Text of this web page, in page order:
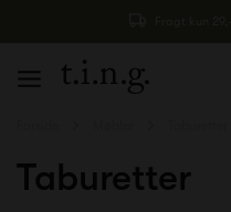
Taburetter